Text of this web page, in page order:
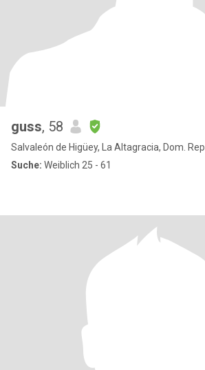
guss, 58
Salvaleón de Higüey, La Altagracia, Dom. Rep.
Suche: Weiblich 25 - 61